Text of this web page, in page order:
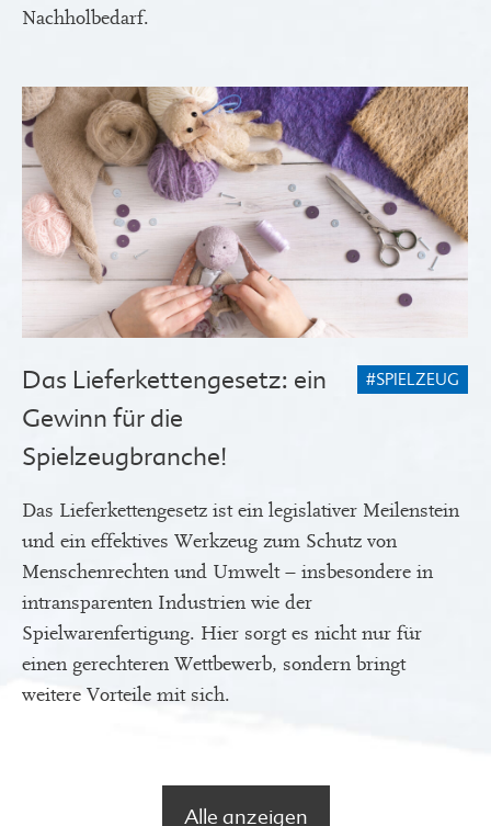
Nachholbedarf.
#SPIELZEUG
Das Lieferkettengesetz: ein
Gewinn für die
Spielzeugbranche!
Das Lieferkettengesetz ist ein legislativer Meilenstein
und ein effektives Werkzeug zum Schutz von
Menschenrechten und Umwelt – insbesondere in
intransparenten Industrien wie der
Spielwarenfertigung. Hier sorgt es nicht nur für
einen gerechteren Wettbewerb, sondern bringt
weitere Vorteile mit sich.
Alle anzeigen